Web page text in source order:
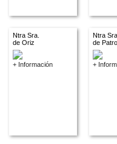
Ntra Sra.
de Oriz
+ Información
Ntra Sra.
de
+